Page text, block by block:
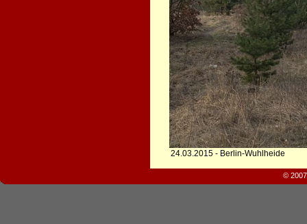
24.03.2015 - Berlin-Wuhlheide
©